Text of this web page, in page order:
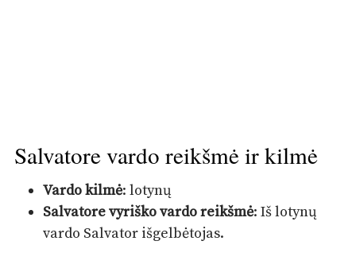
Salvatore vardo reikšmė ir kilmė
Vardo kilmė: lotynų
Salvatore vyriško vardo reikšmė: Iš lotynų
vardo Salvator išgelbėtojas.